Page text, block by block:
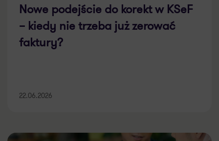
Nowe podejście do korekt w KSeF
– kiedy nie trzeba już zerować
faktury?
22.06.2026